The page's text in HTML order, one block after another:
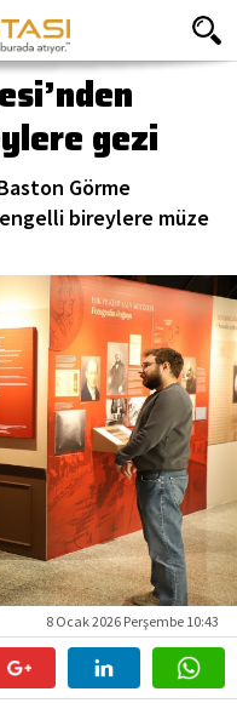
gezi
Görme
bireylere müze
8 Ocak 2026 Perşembe 10:43